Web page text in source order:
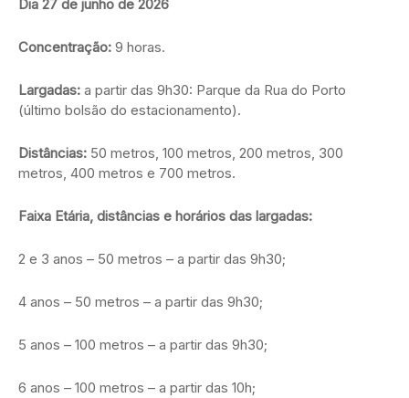
Dia 27 de junho de 2026
Concentração: 9 horas.
Largadas: a partir das 9h30: Parque da Rua do Porto
(último bolsão do estacionamento).
Distâncias: 50 metros, 100 metros, 200 metros, 300
metros, 400 metros e 700 metros.
Faixa Etária, distâncias e horários das largadas:
2 e 3 anos – 50 metros – a partir das 9h30;
4 anos – 50 metros – a partir das 9h30;
5 anos – 100 metros – a partir das 9h30;
6 anos – 100 metros – a partir das 10h;